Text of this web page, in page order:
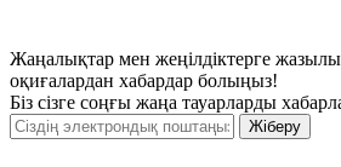
Жаңалықтар мен жеңілдіктерге
оқиғалардан хабардар болыңыз!
Біз сізге соңғы жаңа тауарларды